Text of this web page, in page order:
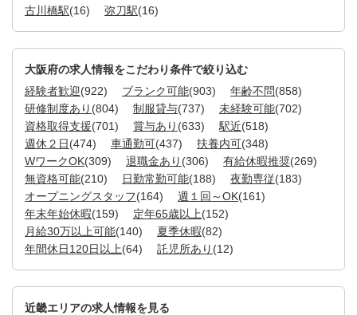
古川橋駅(16) 弥刀駅(16)
大阪府の求人情報をこだわり条件で絞り込む
経験者歓迎(922) ブランク可能(903) 年齢不問(858)
研修制度あり (804) 制服貸与(737) 未経験可能(702)
資格取得支援(701) 賞与あり (633) 駅近(518)
週休２日(474) 車通勤可(437) 扶養内可(348)
WワークOK(309) 退職金あり (306) 有給休暇推奨(269)
無資格可能(210) 日勤常勤可能(188) 夜勤専従(183)
オープニングスタッフ(164) 週１回～OK(161)
年末年始休暇(159) 定年65歳以上(152)
月給30万以上可能(140) 夏季休暇(82)
年間休日120日以上(64) 託児所あり (12)
近畿エリアの求人情報を見る